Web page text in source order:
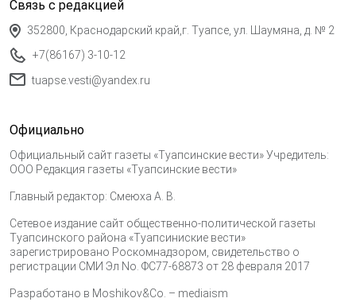
Связь с редакцией
352800, Краснодарский край,г. Туапсе, ул. Шаумяна, д. № 2
+7(86167) 3-10-12
tuapse.vesti@yandex.ru
Официально
Официальный сайт газеты «Туапсинские вести» Учредитель:
ООО Редакция газеты «Туапсинские вести»
Главный редактор: Смеюха А. В.
Сетевое издание сайт общественно-политической газеты
Туапсинского района «Туапсиниские вести»
зарегистрировано Роскомнадзором, свидетельство о
регистрации СМИ Эл No. ФС77-68873 от 28 февраля 2017
Разработано в Moshikov&Co. – mediaism